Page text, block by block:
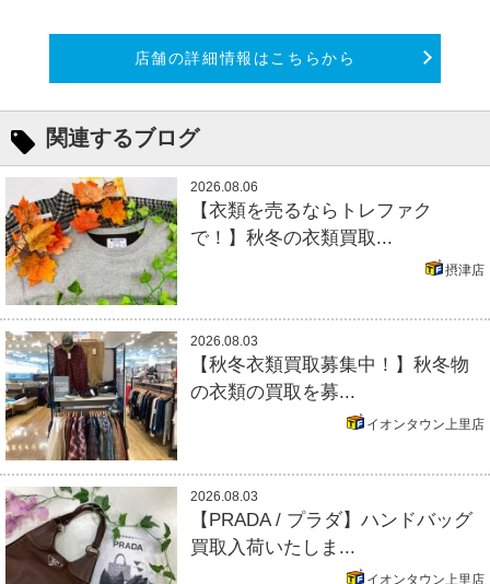
店舗の詳細情報はこちらから
関連するブログ
2026.08.06
【衣類を売るならトレファク
で！】秋冬の衣類買取...
摂津店
2026.08.03
【秋冬衣類買取募集中！】秋冬物
の衣類の買取を募...
イオンタウン上里店
2026.08.03
【PRADA / プラダ】ハンドバッグ
買取入荷いたしま...
イオンタウン上里店